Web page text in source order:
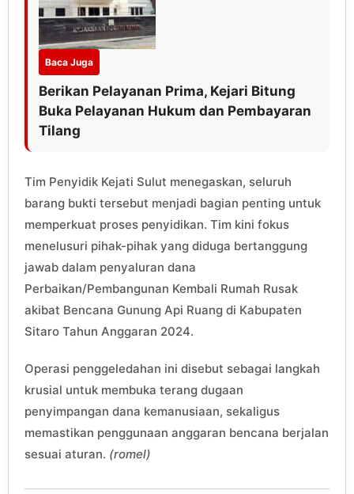
Baca Juga
Berikan Pelayanan Prima, Kejari Bitung
Buka Pelayanan Hukum dan Pembayaran
Tilang
Tim Penyidik Kejati Sulut menegaskan, seluruh
barang bukti tersebut menjadi bagian penting untuk
memperkuat proses penyidikan. Tim kini fokus
menelusuri pihak-pihak yang diduga bertanggung
jawab dalam penyaluran dana
Perbaikan/Pembangunan Kembali Rumah Rusak
akibat Bencana Gunung Api Ruang di Kabupaten
Sitaro Tahun Anggaran 2024.
Operasi penggeledahan ini disebut sebagai langkah
krusial untuk membuka terang dugaan
penyimpangan dana kemanusiaan, sekaligus
memastikan penggunaan anggaran bencana berjalan
sesuai aturan. (romel)